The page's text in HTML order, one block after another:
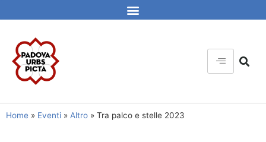
Home » Eventi » Altro » Tra palco e stelle 2023